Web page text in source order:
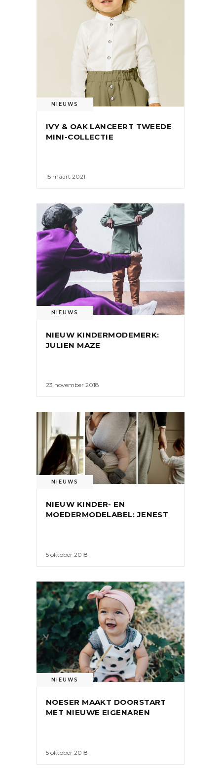
NIEUWS
IVY & OAK LANCEERT TWEEDE
MINI-COLLECTIE
15 maart 2021
NIEUWS
NIEUW KINDERMODEMERK:
JULIEN MAZE
23 november 2018
NIEUWS
NIEUW KINDER- EN
MOEDERMODELABEL: JENEST
5 oktober 2018
NIEUWS
NOESER MAAKT DOORSTART
MET NIEUWE EIGENAREN
5 oktober 2018